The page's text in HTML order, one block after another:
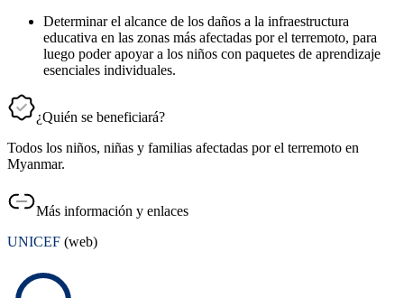
Determinar el alcance de los daños a la infraestructura
educativa en las zonas más afectadas por el terremoto, para
luego poder apoyar a los niños con paquetes de aprendizaje
esenciales individuales.
¿Quién se beneficiará?
Todos los niños, niñas y familias afectadas por el terremoto en
Myanmar.
Más información y enlaces
UNICEF (web)